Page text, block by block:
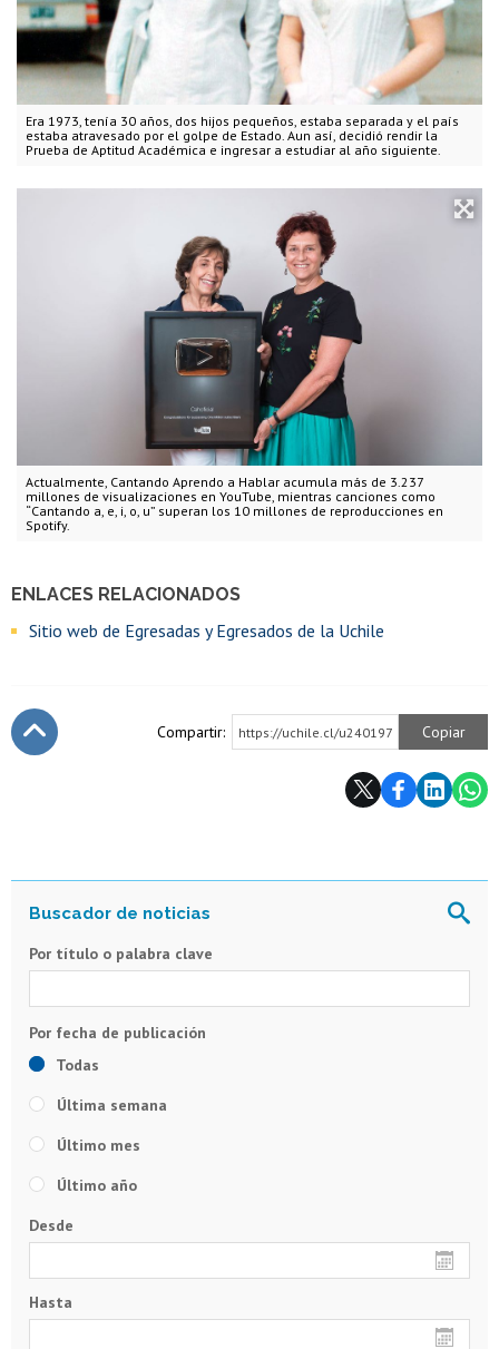
Era 1973, tenía 30 años, dos hijos pequeños, estaba separada y el país
estaba atravesado por el golpe de Estado. Aun así, decidió rendir la
Prueba de Aptitud Académica e ingresar a estudiar al año siguiente.
Actualmente, Cantando Aprendo a Hablar acumula más de 3.237
millones de visualizaciones en YouTube, mientras canciones como
“Cantando a, e, i, o, u” superan los 10 millones de reproducciones en
Spotify.
ENLACES RELACIONADOS
Sitio web de Egresadas y Egresados de la Uchile
Compartir: https://uchile.cl/u240197 Copiar
Por título o palabra clave
Todas
Última semana
Último mes
Último año
Desde
Hasta